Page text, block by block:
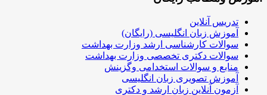
تدریس آنلاین
آموزش زبان انگلیسی (رایگان)
سوالات کارشناسی ارشد وزارت بهداشت
سوالات دکتری تخصصی وزارت بهداشت
منابع و سوالات استخدامی وگزینش
آموزش تصویری زبان انگلیسی
آزمون آنلاین زبان ارشد و دکتری